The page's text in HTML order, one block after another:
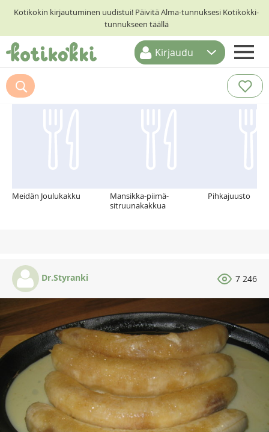
Kotikokin kirjautuminen uudistui! Päivitä Alma-tunnuksesi Kotikokki-
tunnukseen täällä
ETUSIVU
RESEPTIHAKU
Kirjaudu
Suosittelemme myös
Meidän Joulukakku
Mansikka-piimä-
sitruunakakkua
Pihkajuusto
Dr.Styranki 7 246